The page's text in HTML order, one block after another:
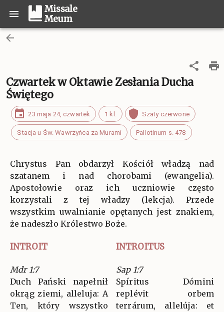
Missale
Meum
Czwartek w Oktawie Zesłania Ducha
Świętego
23 maja 24, czwartek 1 kl. Szaty czerwone
Stacja u Św. Wawrzyńca za Murami Pallotinum s. 478
Chrystus Pan obdarzył Kościół władzą nad
szatanem i nad chorobami (ewangelia).
Apostołowie oraz ich uczniowie często
korzystali z tej władzy (lekcja). Przede
wszystkim uwalnianie opętanych jest znakiem,
że nadeszło Królestwo Boże.
INTROIT INTROITUS
Mdr 1:7
Duch Pański napełnił
okrąg ziemi, alleluja: A
Ten, który wszystko
Sap 1:7
Spíritus Dómini
replévit orbem
terrárum, allelúja: et